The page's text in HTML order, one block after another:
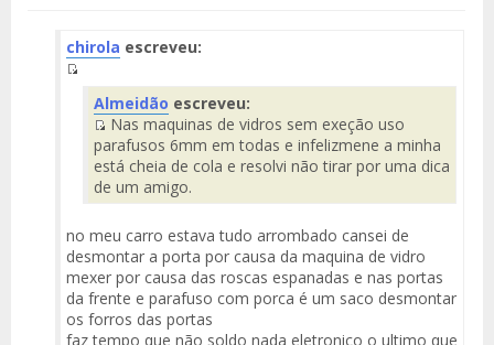
chirola escreveu:
Fuente
del
Mensaje
Almeidão escreveu:
Fuente
del
Mensaje
Nas maquinas de vidros sem exeção uso
parafusos 6mm em todas e infelizmene a minha
está cheia de cola e resolvi não tirar por uma dica
de um amigo.
no meu carro estava tudo arrombado cansei de
desmontar a porta por causa da maquina de vidro
mexer por causa das roscas espanadas e nas portas
da frente e parafuso com porca é um saco desmontar
os forros das portas
faz tempo que não soldo nada eletronico o ultimo que